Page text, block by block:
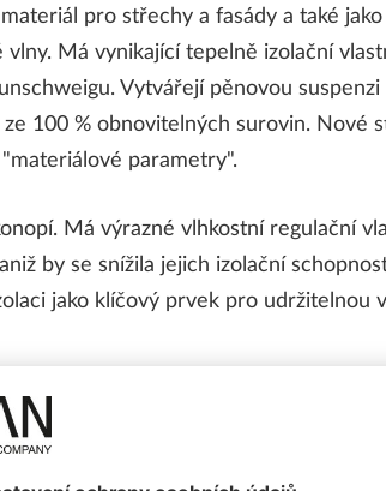
pro střechy a fasády a také
Má vynikající tepelně izolační
Vytvářejí pěnovou
100 % obnovitelných surovin. Nové
parametry".
Má výrazné vlhkostní regulační
by se snížila jejich izolační
jako klíčový prvek pro udržitelnou
izolace